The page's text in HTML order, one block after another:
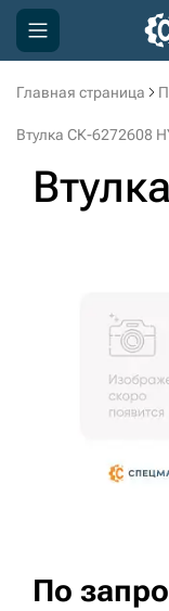
Главная страница
Втулка СК-6272608
Втулка
По
Компания
Доставка и оплата
3D тур по
3D тур по складам
sksale@skdst.ru